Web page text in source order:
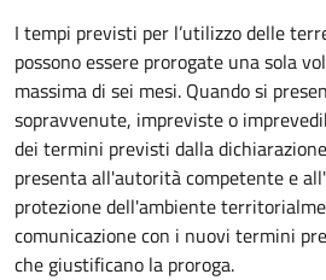
I tempi previsti per l’utilizzo delle
possono essere prorogate una sola
massima di sei mesi. Quando si
sopravvenute, impreviste o
dei termini previsti dalla
presenta all'autorità competente e
protezione dell'ambiente
comunicazione con i nuovi termini
che giustificano la proroga.